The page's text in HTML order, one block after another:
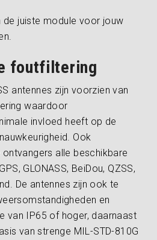
de juiste module voor jouw
foutfiltering
antennes zijn voorzien van
waardoor
invloed heeft op de
Ook
alle beschikbare
GLONASS, BeiDou, QZSS,
De antennes zijn ook te
en
van IP65 of hoger, daarnaast
van strenge MIL-STD-810G